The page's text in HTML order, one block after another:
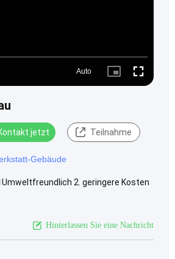
Auto
Picture- Fullscreen
jetzt Teilnahme
Gebäude
2. geringere Kosten
Hinterlassen Sie eine Nachricht